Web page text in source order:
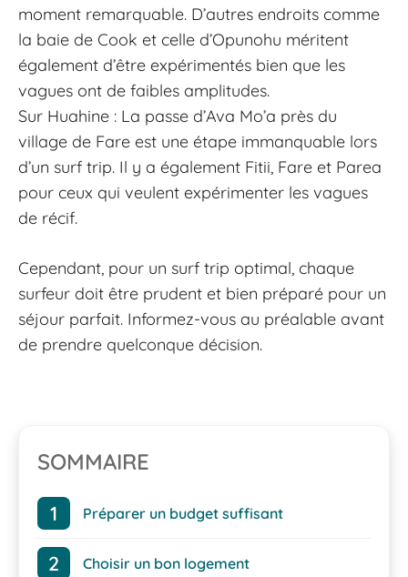
moment remarquable. D’autres endroits comme
la baie de Cook et celle d’Opunohu méritent
également d’être expérimentés bien que les
vagues ont de faibles amplitudes.
Sur Huahine : La passe d’Ava Mo’a près du
village de Fare est une étape immanquable lors
d’un surf trip. Il y a également Fitii, Fare et Parea
pour ceux qui veulent expérimenter les vagues
de récif.
Cependant, pour un surf trip optimal, chaque
surfeur doit être prudent et bien préparé pour un
séjour parfait. Informez-vous au préalable avant
de prendre quelconque décision.
SOMMAIRE
Préparer un budget suffisant
Choisir un bon logement